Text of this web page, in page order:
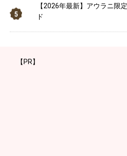
【2026年最新】アウラニ限
ド
【PR】